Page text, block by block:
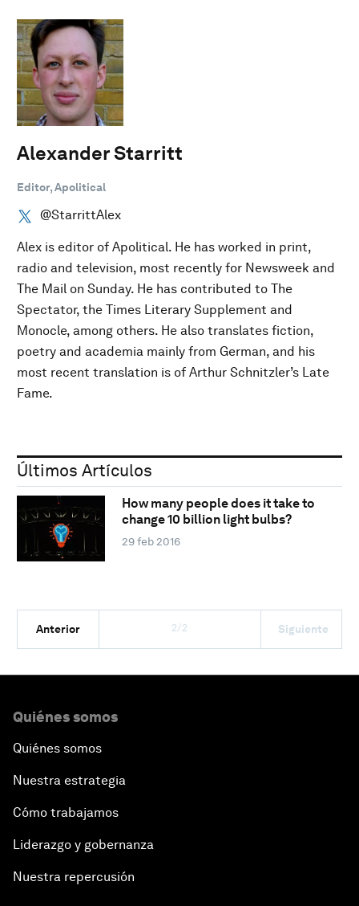
Alexander Starritt
Editor, Apolitical
@StarrittAlex
Alex is editor of Apolitical. He has worked in print,
radio and television, most recently for Newsweek and
The Mail on Sunday. He has contributed to The
Spectator, the Times Literary Supplement and
Monocle, among others. He also translates fiction,
poetry and academia mainly from German, and his
most recent translation is of Arthur Schnitzler’s Late
Fame.
Últimos Artículos
How many people does it take to
change 10 billion light bulbs?
29 feb 2016
Anterior 2/2 Siguiente
Quiénes somos
Quiénes somos
Nuestra estrategia
Cómo trabajamos
Liderazgo y gobernanza
Nuestra repercusión